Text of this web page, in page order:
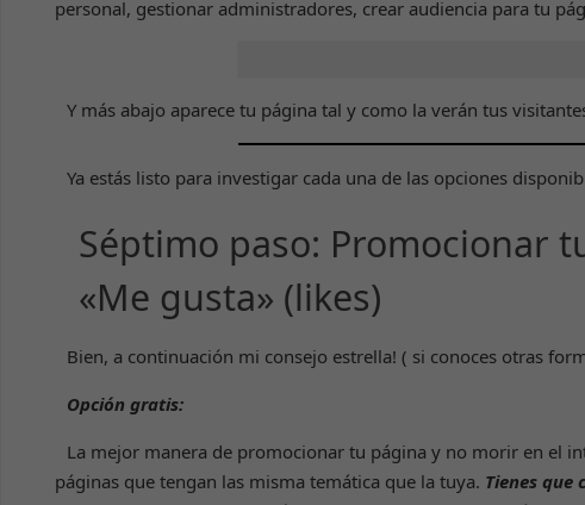
personal, gestionar administradores, crear audiencia para tu
Y más abajo aparece tu página tal y como la verán tus
Ya estás listo para investigar cada una de las opciones
Séptimo paso: Promocionar
«Me gusta» (likes)
Bien, a continuación mi consejo estrella! ( si conoces otras
Opción gratis:
La mejor manera de promocionar tu página y no morir en el
páginas que tengan las misma temática que la tuya. Tienes